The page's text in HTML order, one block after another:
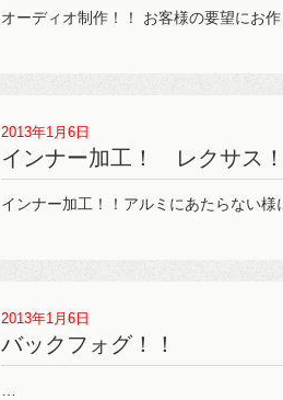
オーディオ制作！！ お客様の要望にお
2013年1月6日
インナー加工！ レクサス
インナー加工！！アルミにあたらない
2013年1月6日
バックフォグ！！
…